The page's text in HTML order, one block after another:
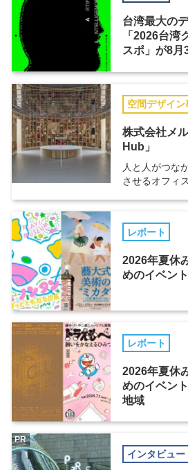
台湾最大の
「2026台湾
スポ」が8月
空間デザイン
株式会社メ
Hub」
人と人がつな
させるオフィス
レポート
2026年夏休
めのイベン
レポート
2026年夏休
めのイベン
地域
インタビュー
PR